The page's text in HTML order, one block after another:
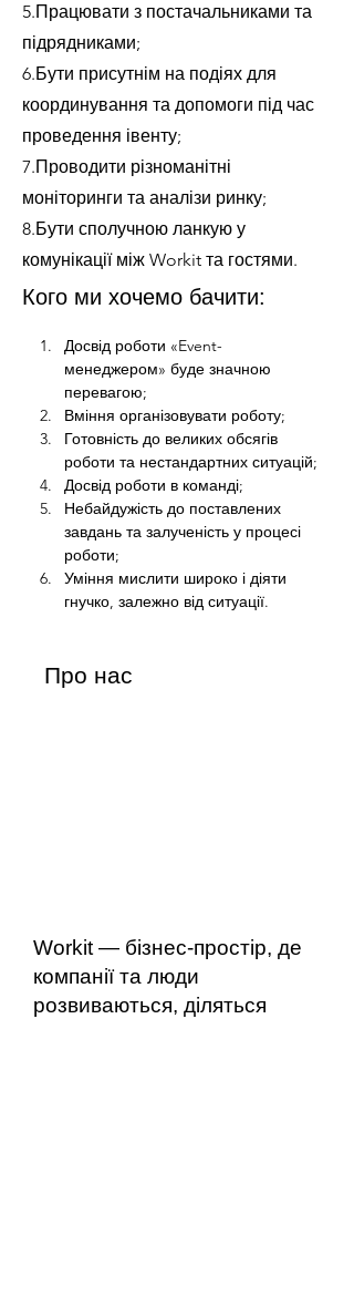
5.Працювати з постачальниками та
підрядниками;
6.Бути присутнім на подіях для
координування та допомоги під час
проведення івенту;
7.Проводити різноманітні
моніторинги та аналізи ринку;
8.Бути сполучною ланкую у
комунікації між Workit та гостями.
Кого ми хочемо бачити:
Досвід роботи «Event-
менеджером» буде значною
перевагою;
Вміння організовувати роботу;
Готовність до великих обсягів
роботи та нестандартних ситуацій;
Досвід роботи в команді;
Небайдужість до поставлених
завдань та залученість у процесі
роботи;
Уміння мислити широко і діяти
гнучко, залежно від ситуації.
Про нас
Workit — бізнес-простір, де
компанії та люди
розвиваються, діляться